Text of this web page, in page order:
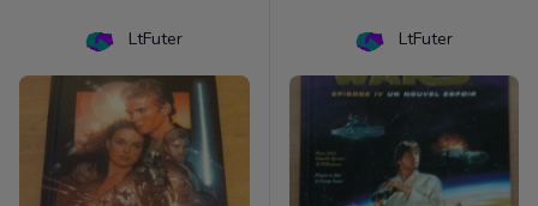
LtFuter LtFuter